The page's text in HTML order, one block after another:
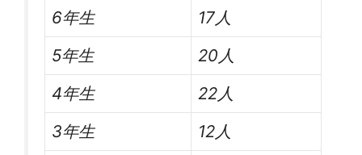
6年生
17人
5年生
20人
4年生
22人
3年生
12人